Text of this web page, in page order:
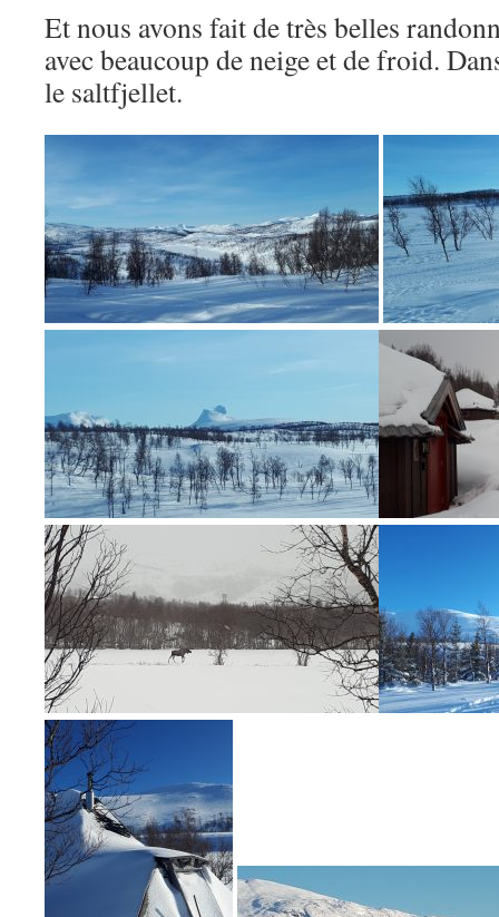
Et nous avons fait de très belles
avec beaucoup de neige et de froid.
le saltfjellet.